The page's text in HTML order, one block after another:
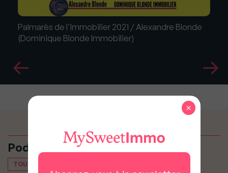
Palmarès de l'Immobilier 2021 / Alexandre Blonde
(Dominique Blonde Immobilier)
Podcasts
TOUT VOIR
×